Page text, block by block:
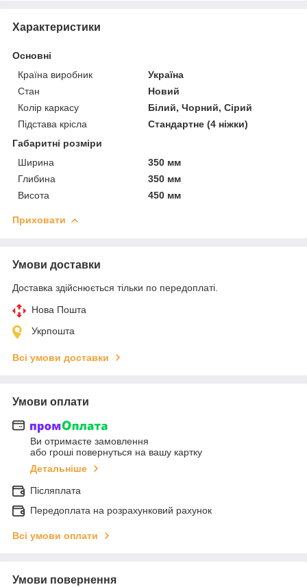
Характеристики
Основні
Країна виробник
Україна
Стан
Новий
Колір каркасу
Білий, Чорний, Сірий
Підстава крісла
Стандартне (4 ніжки)
Габаритні розміри
Ширина
350 мм
Глибина
350 мм
Висота
450 мм
Приховати
Умови доставки
Доставка здійснюється тільки по передоплаті.
Нова Пошта
Укрпошта
Всі умови доставки
Умови оплати
Ви отримаєте замовлення
або гроші повернуться на вашу картку
Детальніше
Післяплата
Передоплата на розрахунковий рахунок
Всі умови оплати
Умови повернення